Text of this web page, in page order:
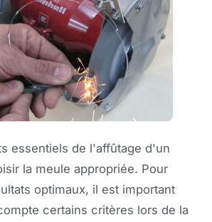
essentiels de l'affûtage d'un
la meule appropriée. Pour
optimaux, il est important
certains critères lors de la